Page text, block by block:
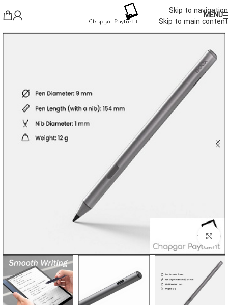
Skip to navigation
Skip to main content
MENU
Click to enlarge